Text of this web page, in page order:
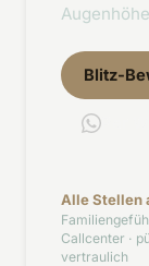
Blitz-
Alle Stellen
Callcenter ·
vertraulich